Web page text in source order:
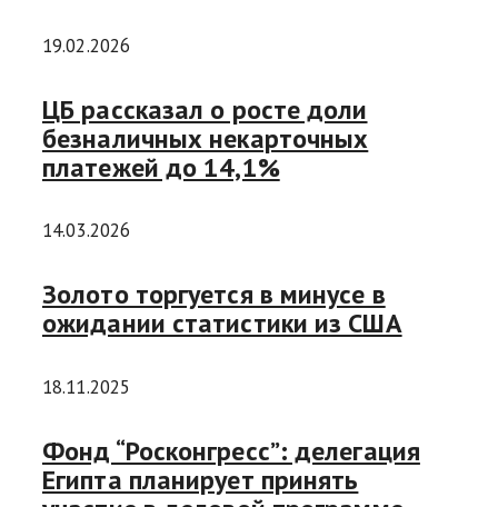
19.02.2026
ЦБ рассказал о росте доли
безналичных некарточных
платежей до 14,1%
14.03.2026
Золото торгуется в минусе в
ожидании статистики из США
18.11.2025
Фонд “Росконгресс”: делегация
Египта планирует принять